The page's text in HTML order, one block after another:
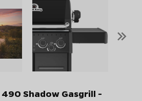
»
Shadow Gasgrill -